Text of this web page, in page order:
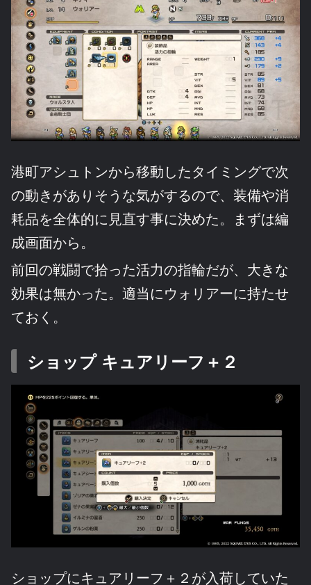
港町アシュトンから移動したタイミングで次
の動きがありそうな気がするので、装備や消
耗品を全体的に見直す事に決めた。まずは編
成画面から。
前回の戦闘で拾った活力の指輪だが、大きな
効果は無かった。適当にウォリアーに持たせ
ておく。
ショップ キュアリーフ＋２
ショップにキュアリーフ＋２が入荷していた